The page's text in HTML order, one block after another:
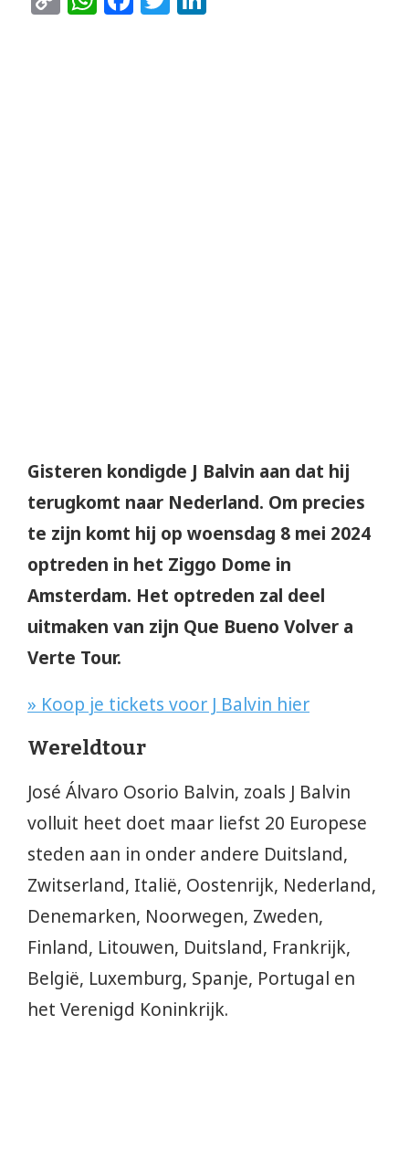
Gisteren kondigde J Balvin aan dat hij
terugkomt naar Nederland. Om precies
te zijn komt hij op woensdag 8 mei 2024
optreden in het Ziggo Dome in
Amsterdam. Het optreden zal deel
uitmaken van zijn Que Bueno Volver a
Verte Tour.
» Koop je tickets voor J Balvin hier
Wereldtour
José Álvaro Osorio Balvin, zoals J Balvin
volluit heet doet maar liefst 20 Europese
steden aan in onder andere Duitsland,
Zwitserland, Italië, Oostenrijk, Nederland,
Denemarken, Noorwegen, Zweden,
Finland, Litouwen, Duitsland, Frankrijk,
België, Luxemburg, Spanje, Portugal en
het Verenigd Koninkrijk.